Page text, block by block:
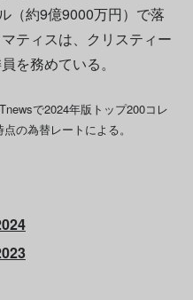
（約9億9000万円）で落
ティスは、クリスティー
を務めている。
で2024年版トップ200コレ
の為替レートによる。